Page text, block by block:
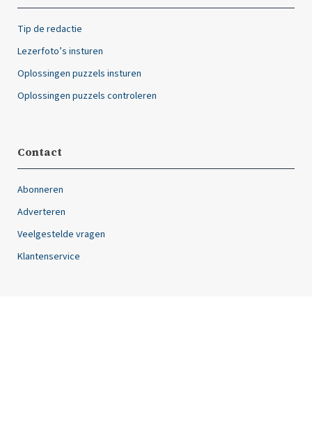
Tip de redactie
Lezerfoto’s insturen
Oplossingen puzzels insturen
Oplossingen puzzels controleren
Contact
Abonneren
Adverteren
Veelgestelde vragen
Klantenservice